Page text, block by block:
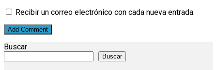
Recibir un correo electrónico con cada nueva entrada.
Buscar
Buscar